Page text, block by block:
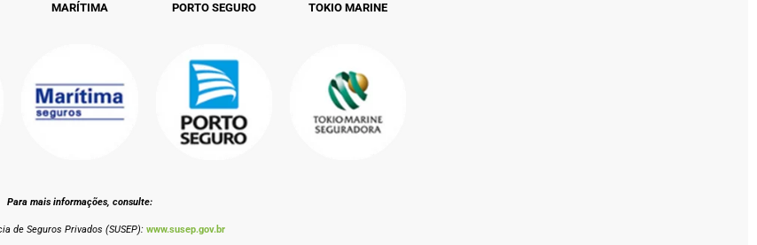
MARÍTIMA PORTO SEGURO TOKIO MARINE
Para mais informações, consulte:
de Seguros Privados (SUSEP): www.susep.gov.br